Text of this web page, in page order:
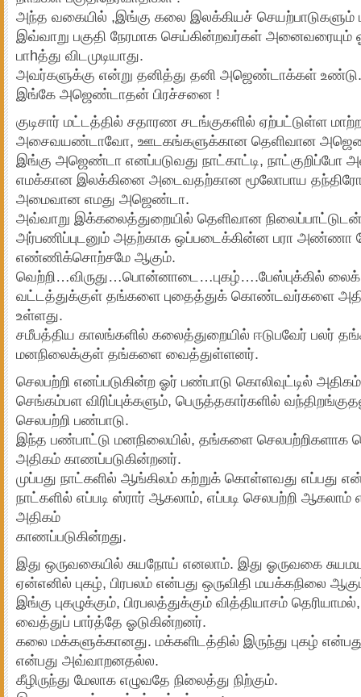
அந்த வகையில் ,இங்கு கலை இலக்கியச் செயற்பாடுகளும்
இவ்வாறு பகுதி நேரமாக செய்கின்றவர்கள் அனைவரையும்
பாhத்து விடமுடியாது.
அவர்களுக்கு என்று தனித்து தனி அஜெண்டாக்கள் உண்டு.
இங்கே அஜெண்டாதன் பிரச்சனை !
குடிசார் மட்டத்தில் சதாரண சடங்குகளில் ஏற்பட்டுள்ள
அசைவயண்டாவோ, ஊடகங்களுக்கான தெளிவான
இங்கு அஜெண்டா எனப்படுவது நாட்காட்டி, நாட்குறிப்போ
எமக்கான இலக்கினை அடைவதற்கான மூலோபாய
அமைவான எமது அஜெண்டா.
அவ்வாறு இக்கலைத்துறையில் தெளிவான
அர்பணிப்புடனும் அதற்காக ஒப்படைக்கின்ன பரா அண்ணா
எண்ணிக்சொற்சமே ஆகும்.
வெற்றி…விருது…பொன்னாடை…புகழ்….பேஸ்புக்கில் லைக்
வட்டத்துக்குள் தங்களை புதைத்துக் கொண்டவர்களை
உள்ளது.
சமீபத்திய காலங்களில் கலைத்துறையில் ஈடுபவேர் பலர்
மனநிலைக்குள் தங்களை வைத்துள்ளனர்.
செலபற்றி எனப்படுகின்ற ஓர் பண்பாடு கொலிவுட்டில்
செங்கம்பள விரிப்புக்களும், பெருத்தகார்களில்
செலபற்றி பண்பாடு.
இந்த பண்பாட்டு மனநிலையில், தங்களை
அதிகம் காணப்படுகின்றனர்.
முப்பது நாட்களில் ஆங்கிலம் கற்றுக் கொள்ளவது எப்பது
நாட்களில் எப்படி ஸ்ரார் ஆகலாம், எப்படி செலபற்றி
அதிகம்
காணப்படுகின்றது.
இது ஒருவகையில் சுயநோய் எனலாம். இது ஓருவகை
ஏன்எனில் புகழ், பிரபலம் என்பது ஒருவிதி மயக்கநிலை
இங்கு புகழுக்கும், பிரபலத்துக்கும் வித்தியாசம்
வைத்துப் பார்த்தே ஓடுகின்றனர்.
கலை மக்களுக்கானது. மக்களிடத்தில் இருந்து புகழ் என்பது
என்பது அவ்வாறனதல்ல.
கீழிருந்து மேலாக எழுவதே நிலைத்து நிற்கும்.